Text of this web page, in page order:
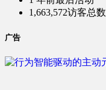
1,663,572访客总数
广告